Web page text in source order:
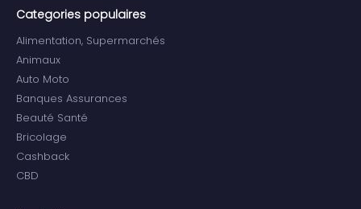
Categories populaires
Alimentation, Supermarchés
Animaux
Auto Moto
Banques Assurances
Beauté Santé
Bricolage
Cashback
CBD